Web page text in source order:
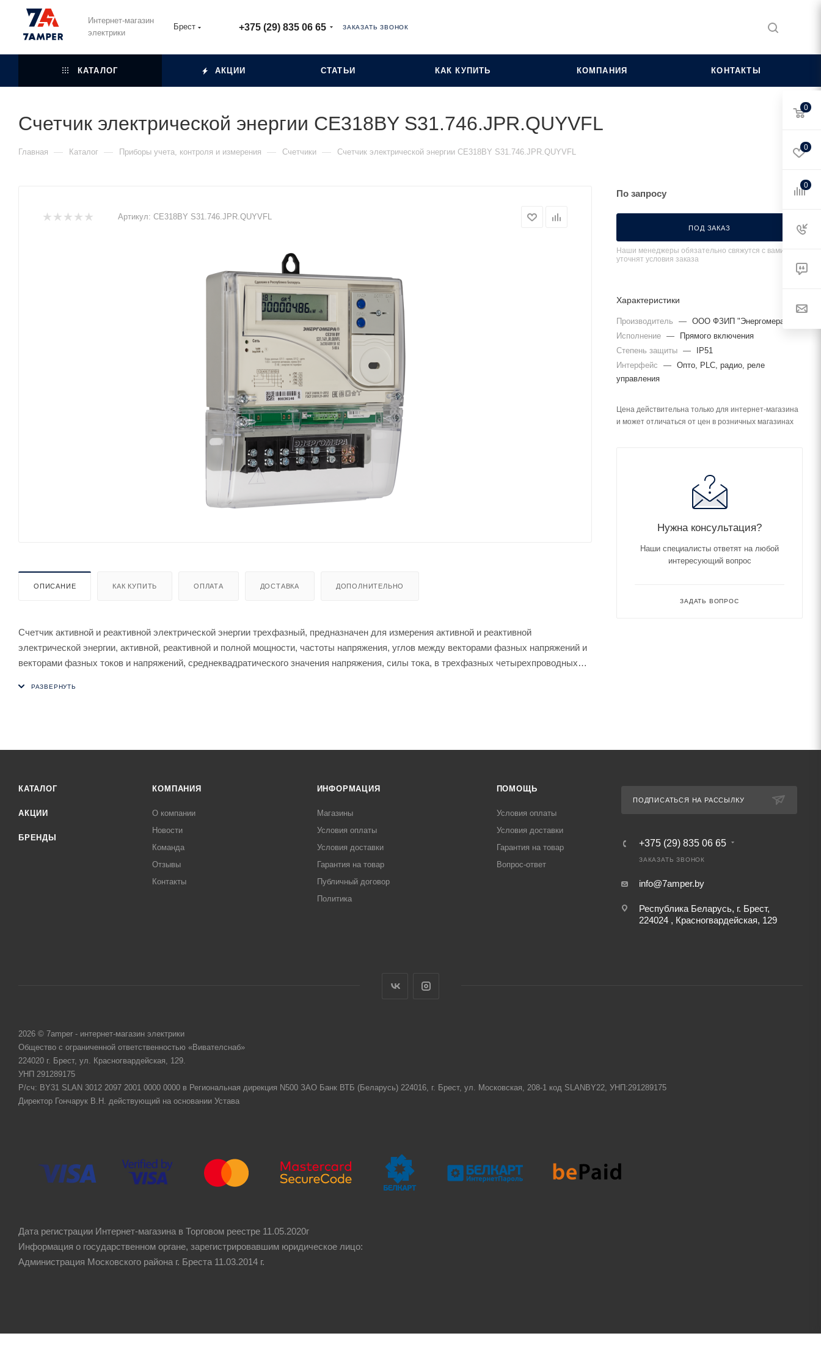
Интернет-магазин
электрики
Брест +375 (29) 835 06 65 ЗАКАЗАТЬ ЗВОНОК
КАТАЛОГ АКЦИИ СТАТЬИ КАК КУПИТЬ КОМПАНИЯ КОНТАКТЫ
Счетчик электрической энергии СЕ318BY S31.746.JPR.QUYVFL
Главная — Каталог — Приборы учета, контроля и измерения — Счетчики — Счетчик электрической энергии СЕ318BY S31.746.JPR.QUYVFL
Артикул: СЕ318BY S31.746.JPR.QUYVFL
ОПИСАНИЕ КАК КУПИТЬ ОПЛАТА ДОСТАВКА ДОПОЛНИТЕЛЬНО
Счетчик активной и реактивной электрической энергии трехфазный, предназначен для измерения активной и реактивной
электрической энергии, активной, реактивной и полной мощности, частоты напряжения, углов между векторами фазных напряжений и
векторами фазных токов и напряжений, среднеквадратического значения напряжения, силы тока, в трехфазных четырехпроводных
По запросу
ПОД ЗАКАЗ
Наши менеджеры обязательно свяжутся с вами и
уточнят условия заказа
Характеристики
Производитель — ООО ФЗИП "Энергомера"
Исполнение —
Прямого включения
Степень защиты —
IP51
Интерфейс
— Опто, PLC, радио, реле
управления
Цена действительна только для интернет-магазина
и может отличаться от цен в розничных магазинах
Нужна консультация?
Наши специалисты ответят на любой
интересующий вопрос
ЗАДАТЬ ВОПРОС
КАТАЛОГ
АКЦИИ
БРЕНДЫ
КОМПАНИЯ
О компании
Новости
Команда
Отзывы
Контакты
ИНФОРМАЦИЯ
Магазины
Условия оплаты
Условия доставки
Гарантия на товар
Публичный договор
Политика
ПОМОЩЬ
Условия оплаты
Условия доставки
Гарантия на товар
Вопрос-ответ
ПОДПИСАТЬСЯ НА РАССЫЛКУ
+375 (29) 835 06 65
ЗАКАЗАТЬ ЗВОНОК
info@7amper.by
Республика Беларусь, г. Брест,
224024 , Красногвардейская, 129
2026 © 7amper - интернет-магазин электрики
Общество с ограниченной ответственностью «Вивателснаб»
224020 г. Брест, ул. Красногвардейская, 129.
УНП 291289175
Р/сч: BY31 SLAN 3012 2097 2001 0000 0000 в Региональная дирекция N500 ЗАО Банк ВТБ (Беларусь) 224016, г. Брест, ул. Московская, 208-1 код SLANBY22, УНП:291289175
Директор Гончарук В.Н. действующий на основании Устава
Дата регистрации Интернет-магазина в Торговом реестре 11.05.2020г
Информация о государственном органе, зарегистрировавшим юридическое лицо:
Администрация Московского района г. Бреста 11.03.2014 г.
0
0
0